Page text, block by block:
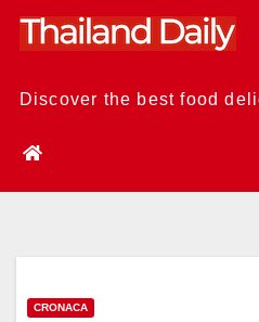
Skip
Discover the best food
CRONACA